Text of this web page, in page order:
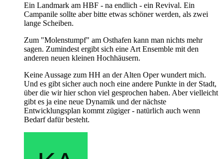
Ein Landmark am HBF - na endlich - ein Revival. Ein
Campanile sollte aber bitte etwas schöner werden, als zwei
lange Scheiben.
Zum "Molenstumpf" am Osthafen kann man nichts mehr
sagen. Zumindest ergibt sich eine Art Ensemble mit den
anderen neuen kleinen Hochhäusern.
Keine Aussage zum HH an der Alten Oper wundert mich.
Und es gibt sicher auch noch eine andere Punkte in der Stadt,
über die wir hier schon viel gesprochen haben. Aber vielleicht
gibt es ja eine neue Dynamik und der nächste
Entwicklungsplan kommt zügiger - natürlich auch wenn
Bedarf dafür besteht.